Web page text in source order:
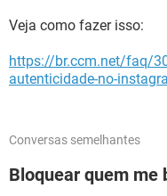
Veja como fazer isso:
https://br.ccm.net/faq/
autenticidade-no-
Conversas semelhantes
Bloquear quem me